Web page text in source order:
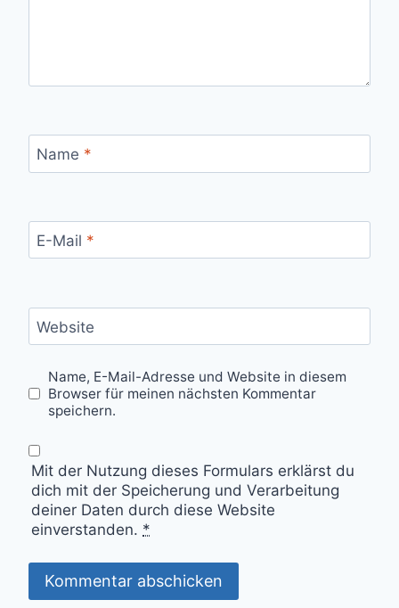
Name *
E-Mail *
Website
Name, E-Mail-Adresse und Website in diesem
Browser für meinen nächsten Kommentar
speichern.
Mit der Nutzung dieses Formulars erklärst du
dich mit der Speicherung und Verarbeitung
deiner Daten durch diese Website
einverstanden. *